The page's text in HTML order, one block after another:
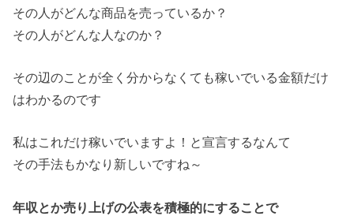
その人がどんな商品を売っているか？
その人がどんな人なのか？
その辺のことが全く分からなくても稼いでいる金額だけ
はわかるのです
私はこれだけ稼いでいますよ！と宣言するなんて
その手法もかなり新しいですね～
年収とか売り上げの公表を積極的にすることで